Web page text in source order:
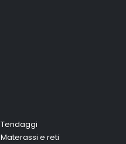
Tendaggi
Materassi e reti